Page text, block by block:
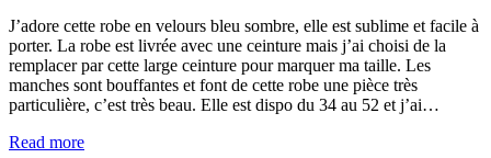
J’adore cette robe en velours bleu sombre, elle est sublime et facile à
porter. La robe est livrée avec une ceinture mais j’ai choisi de la
remplacer par cette large ceinture pour marquer ma taille. Les
manches sont bouffantes et font de cette robe une pièce très
particulière, c’est très beau. Elle est dispo du 34 au 52 et j’ai…
Read more